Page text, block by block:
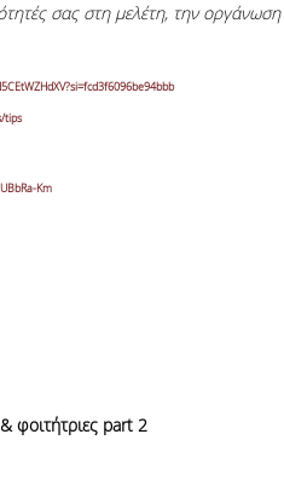
σας στη μελέτη, την οργάνωση
tips
Km
φοιτήτριες part 2